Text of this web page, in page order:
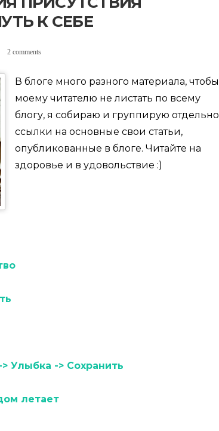
К СЕБЕ
2 comments
В блоге много разного материала, чтобы
моему читателю не листать по всему
блогу, я собираю и группирую отдельно
ссылки на основные свои статьи,
опубликованные в блоге. Читайте на
здоровье и в удовольствие :)
Улыбка -> Сохранить
летает